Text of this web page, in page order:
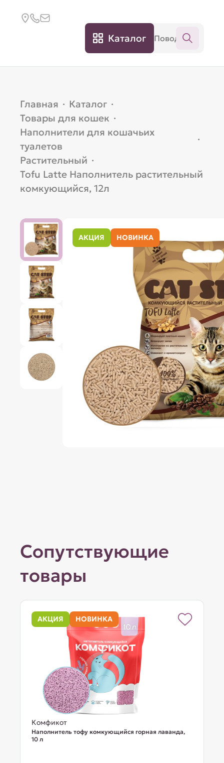
Каталог
Главная · Каталог ·
Товары для кошек ·
Наполнители для кошачьих
туалетов
·
Растительный ·
Tofu Latte Наполнитель растительный
комкующийся, 12л
АКЦИЯ НОВИНКА
Сопутствующие
товары
АКЦИЯ НОВИНКА
Комфикот
Наполнитель тофу комкующийся горная лаванда,
10 л